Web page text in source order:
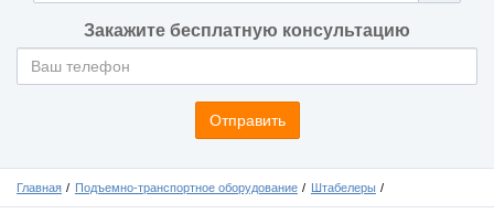
Закажите бесплатную консультацию
Отправить
Главная Подъемно-транспортное оборудование Штабелеры